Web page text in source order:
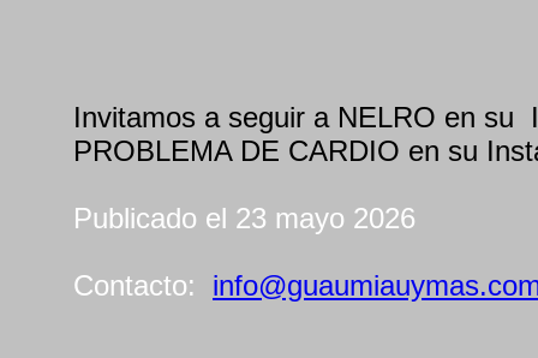
Invitamos a seguir a NELRO en su
PROBLEMA DE CARDIO en su
Publicado el 23 mayo 2026
Contacto: